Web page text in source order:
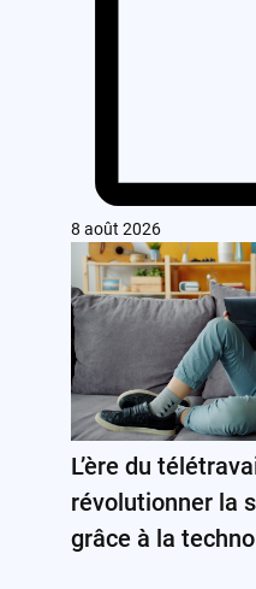
8 août 2026
L’ère du
révolutionner la
grâce à la